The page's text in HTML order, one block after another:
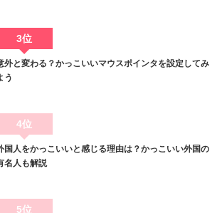
3位
外と変わる？かっこいいマウスポインタを設定してみ
う
4位
国人をかっこいいと感じる理由は？かっこいい外国の
名人も解説
5位